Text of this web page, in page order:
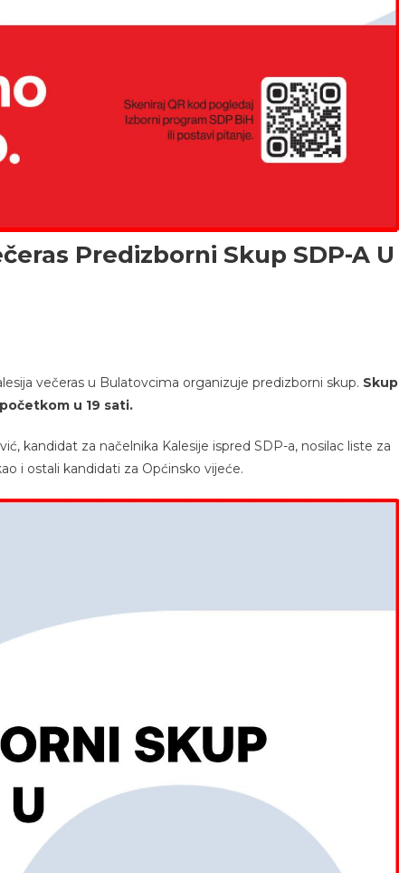
Predizborni Skup SDP-A U
večeras u Bulatovcima organizuje predizborni skup. Skup
u 19 sati.
kandidat za načelnika Kalesije ispred SDP-a, nosilac liste za
i ostali kandidati za Općinsko vijeće.